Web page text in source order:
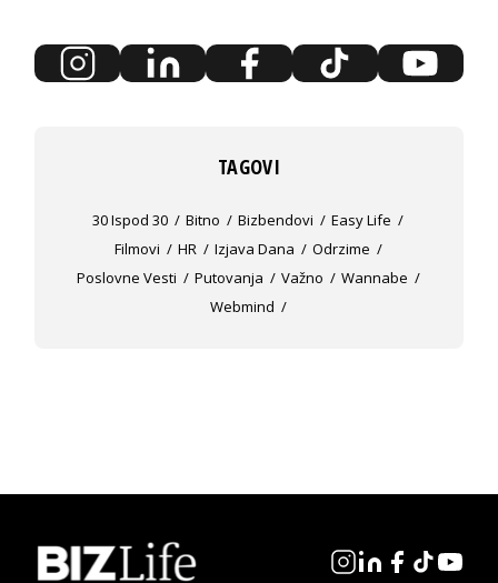
TAGOVI
30 Ispod 30 Bitno Bizbendovi
Easy Life
Filmovi
HR Izjava Dana
Odrzime
Poslovne Vesti
Putovanja Važno
Wannabe
Webmind